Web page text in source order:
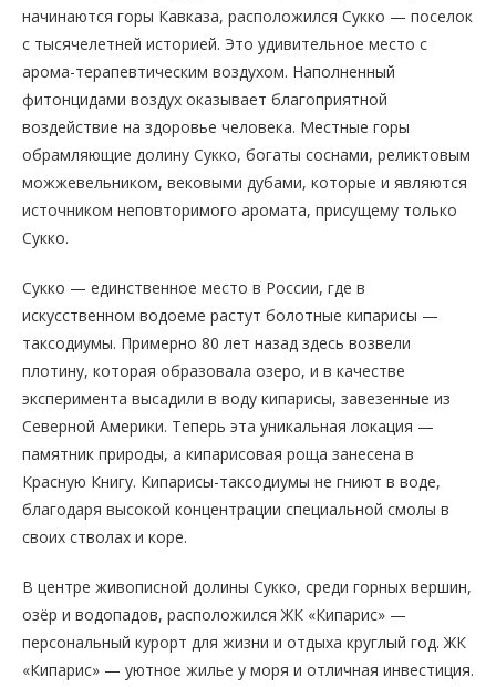
начинаются горы Кавказа, расположился Сукко — поселок
с тысячелетней историей. Это удивительное место с
арома-терапевтическим воздухом. Наполненный
фитонцидами воздух оказывает благоприятной
воздействие на здоровье человека. Местные горы
обрамляющие долину Сукко, богаты соснами, реликтовым
можжевельником, вековыми дубами, которые и являются
источником неповторимого аромата, присущему только
Сукко.
Сукко — единственное место в России, где в
искусственном водоеме растут болотные кипарисы —
таксодиумы. Примерно 80 лет назад здесь возвели
плотину, которая образовала озеро, и в качестве
эксперимента высадили в воду кипарисы, завезенные из
Северной Америки. Теперь эта уникальная локация —
памятник природы, а кипарисовая роща занесена в
Красную Книгу. Кипарисы-таксодиумы не гниют в воде,
благодаря высокой концентрации специальной смолы в
своих стволах и коре.
В центре живописной долины Сукко, среди горных вершин,
озёр и водопадов, расположился ЖК «Кипарис» —
персональный курорт для жизни и отдыха круглый год. ЖК
«Кипарис» — уютное жилье у моря и отличная инвестиция.